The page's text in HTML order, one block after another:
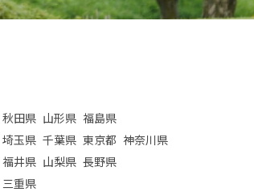
秋田県 山形県 福島県
埼玉県 千葉県 東京都 神奈川県
福井県 山梨県 長野県
三重県